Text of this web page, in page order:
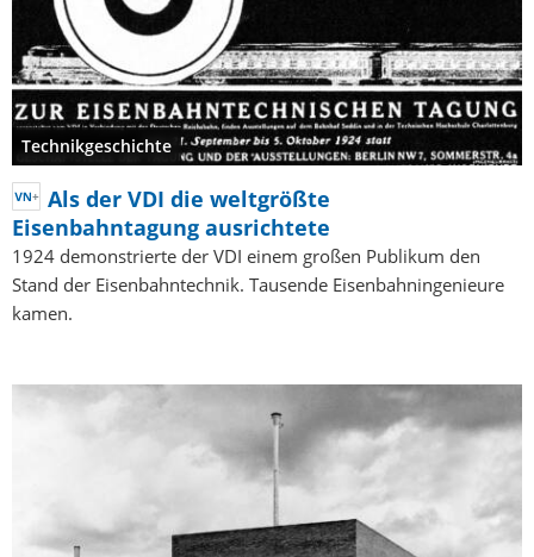
Technikgeschichte
Als der VDI die weltgrößte
Eisenbahntagung ausrichtete
1924 demonstrierte der VDI einem großen Publikum den
Stand der Eisenbahntechnik. Tausende Eisenbahningenieure
kamen.